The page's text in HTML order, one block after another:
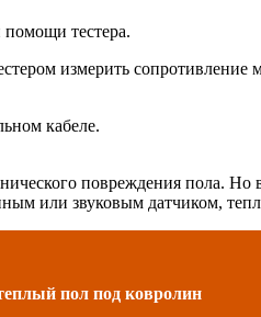
помощи тестера.
измерить
кабеле.
повреждения пола.
или звуковым датчиком,
пол под ковролин